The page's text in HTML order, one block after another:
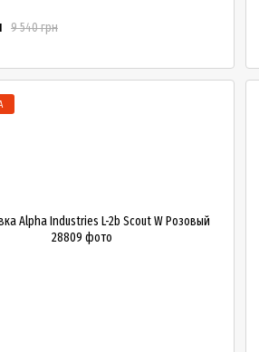
9 540 грн